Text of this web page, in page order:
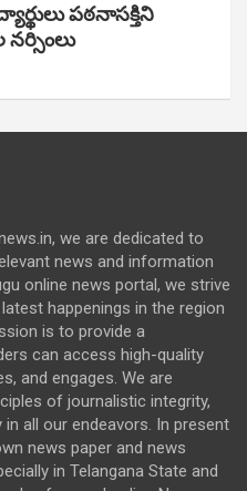
పఠ‌నాసక్తిని
we are dedicated to
news and information
online news portal, we strive
happenings in the region
is to provide a
can access high-quality
and engages. We are
of journalistic integrity,
all our endeavors. In present
news paper and news
in Telangana State and